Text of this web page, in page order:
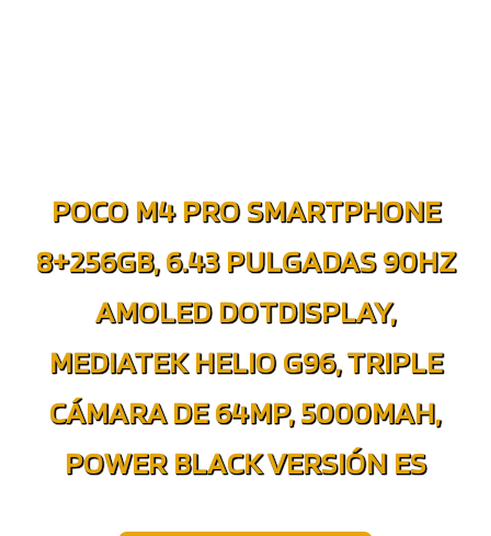
POCO M4 PRO SMARTPHONE
8+256GB, 6.43 PULGADAS 90HZ
AMOLED DOTDISPLAY,
MEDIATEK HELIO G96, TRIPLE
CÁMARA DE 64MP, 5000MAH,
POWER BLACK VERSIÓN ES